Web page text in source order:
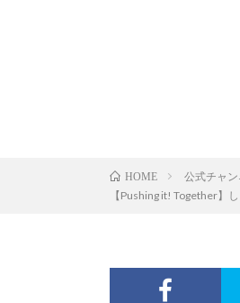
HOME 公式チャ
【Pushing it! Together】